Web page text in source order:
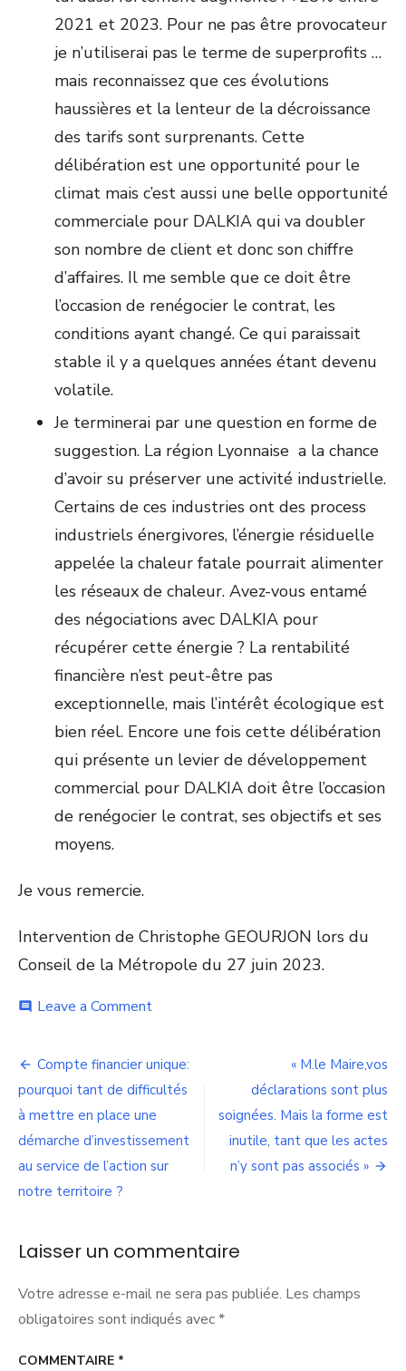
2021 et 2023. Pour ne pas être provocateur
je n’utiliserai pas le terme de superprofits …
mais reconnaissez que ces évolutions
haussières et la lenteur de la décroissance
des tarifs sont surprenants. Cette
délibération est une opportunité pour le
climat mais c’est aussi une belle opportunité
commerciale pour DALKIA qui va doubler
son nombre de client et donc son chiffre
d’affaires. Il me semble que ce doit être
l’occasion de renégocier le contrat, les
conditions ayant changé. Ce qui paraissait
stable il y a quelques années étant devenu
volatile.
Je terminerai par une question en forme de
suggestion. La région Lyonnaise a la chance
d’avoir su préserver une activité industrielle.
Certains de ces industries ont des process
industriels énergivores, l’énergie résiduelle
appelée la chaleur fatale pourrait alimenter
les réseaux de chaleur. Avez-vous entamé
des négociations avec DALKIA pour
récupérer cette énergie ? La rentabilité
financière n’est peut-être pas
exceptionnelle, mais l’intérêt écologique est
bien réel. Encore une fois cette délibération
qui présente un levier de développement
commercial pour DALKIA doit être l’occasion
de renégocier le contrat, ses objectifs et ses
moyens.
Je vous remercie.
Intervention de Christophe GEOURJON lors du
Conseil de la Métropole du 27 juin 2023.
comment Leave a Commenton
réseaux
chaleur:
Pour
accélérer
la
décarbonation
Navigation
de
l’article
Compte financier unique:
pourquoi tant de difficultés
à mettre en place une
démarche d’investissement
au service de l’action sur
notre territoire ?
« M.le Maire,vos
déclarations sont plus
soignées. Mais la forme est
inutile, tant que les actes
n’y sont pas associés »
Laisser un commentaire
Votre adresse e-mail ne sera pas publiée. Les champs
obligatoires sont indiqués avec*
COMMENTAIRE *